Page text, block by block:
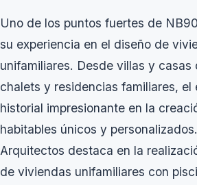
Uno de los puntos fuertes de
su experiencia en el diseño de
unifamiliares. Desde villas y casas
chalets y residencias familiares, el
historial impresionante en la
habitables únicos y
Arquitectos destaca en la
de viviendas unifamiliares con